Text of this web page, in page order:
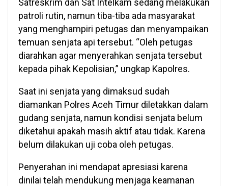
patroli rutin, namun tiba-tiba ada masyarakat
yang menghampiri petugas dan menyampaikan
temuan senjata api tersebut. “Oleh petugas
diarahkan agar menyerahkan senjata tersebut
kepada pihak Kepolisian,” ungkap Kapolres.
Saat ini senjata yang dimaksud sudah
diamankan Polres Aceh Timur diletakkan dalam
gudang senjata, namun kondisi senjata belum
diketahui apakah masih aktif atau tidak. Karena
belum dilakukan uji coba oleh petugas.
Penyerahan ini mendapat apresiasi karena
dinilai telah mendukung menjaga keamanan